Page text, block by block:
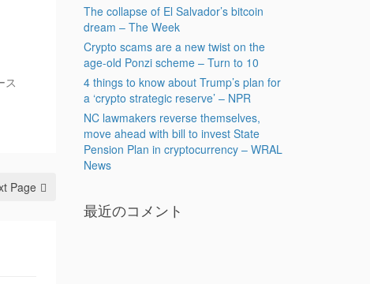
ス
Page
The collapse of El Salvador’s bitcoin
dream – The Week
Crypto scams are a new twist on the
age-old Ponzi scheme – Turn to 10
4 things to know about Trump’s plan for
a ‘crypto strategic reserve’ – NPR
NC lawmakers reverse themselves,
move ahead with bill to invest State
Pension Plan in cryptocurrency – WRAL
News
最近のコメント